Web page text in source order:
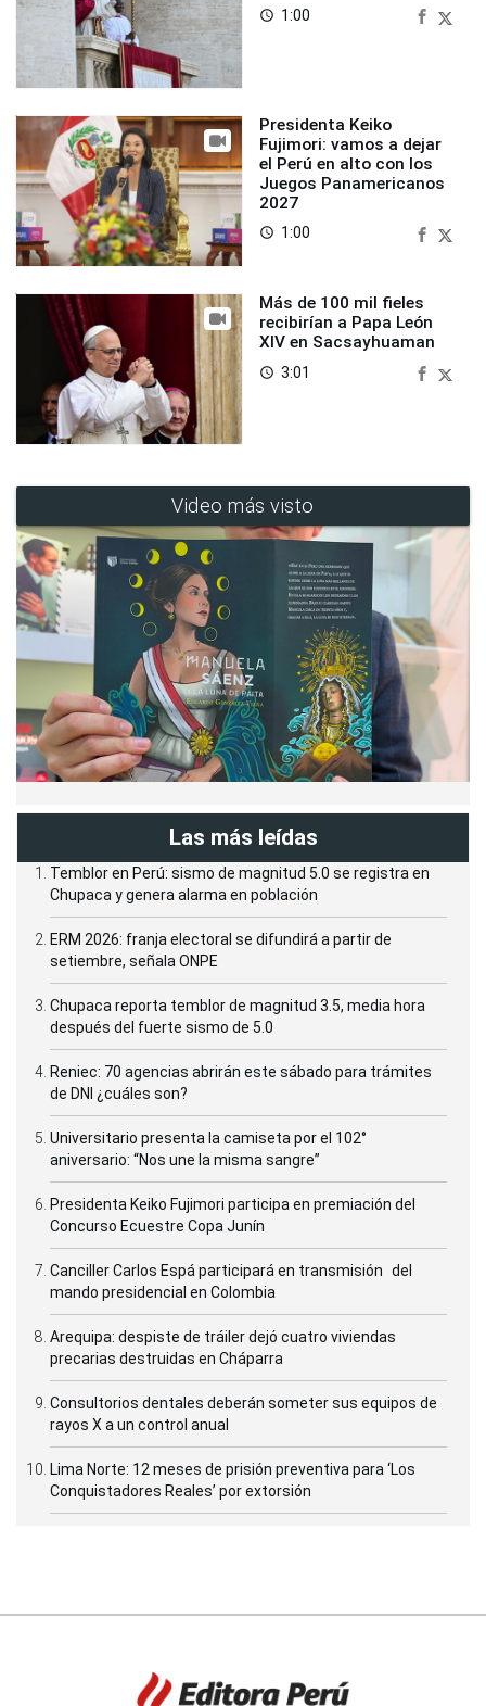
access_time 1:00
Presidenta Keiko
Fujimori: vamos a dejar
el Perú en alto con los
Juegos Panamericanos
2027
access_time 1:00
Más de 100 mil fieles
recibirían a Papa León
XIV en Sacsayhuaman
access_time 3:01
Video más visto
Las más leídas
Temblor en Perú: sismo de magnitud 5.0 se registra en
Chupaca y genera alarma en población
ERM 2026: franja electoral se difundirá a partir de
setiembre, señala ONPE
Chupaca reporta temblor de magnitud 3.5, media hora
después del fuerte sismo de 5.0
Reniec: 70 agencias abrirán este sábado para trámites
de DNI ¿cuáles son?
Universitario presenta la camiseta por el 102°
aniversario: “Nos une la misma sangre”
Presidenta Keiko Fujimori participa en premiación del
Concurso Ecuestre Copa Junín
Canciller Carlos Espá participará en transmisión del
mando presidencial en Colombia
Arequipa: despiste de tráiler dejó cuatro viviendas
precarias destruidas en Cháparra
Consultorios dentales deberán someter sus equipos de
rayos X a un control anual
Lima Norte: 12 meses de prisión preventiva para ‘Los
Conquistadores Reales’ por extorsión